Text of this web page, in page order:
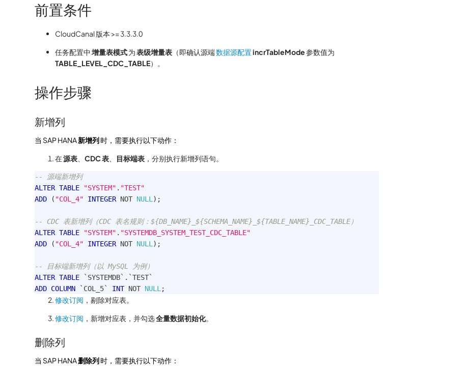
前置条件
CloudCanal 版本 >= 3.3.3.0
任务配置中增量表模式为表级增量表 （即确认源端数据源配置incrTableMode参数值为
TABLE_LEVEL_CDC_TABLE）。
操作步骤
新增列
当 SAP HANA新增列时，需要执行以下动作：
在源表 CDC 表 目标端表 ，分别执行新增列语句。
-- 源端新增列
ALTER TABLE "SYSTEM" . "TEST"
ADD
( "COL_4" INTEGER NOT NULL ) ;
-- CDC 表新增列（CDC 表名规则：${DB_NAME}_${SCHEMA_NAME}_${TABLE_NAME}_CDC_TABLE）
ALTER TABLE "SYSTEM" . "SYSTEMDB_SYSTEM_TEST_CDC_TABLE"
ADD
( "COL_4" INTEGER NOT NULL ) ;
-- 目标端新增列（以 MySQL 为例）
ALTER TABLE ` SYSTEMDB` . `TEST`
ADD COLUMN ` COL_5` INT NOT NULL ;
修改订阅 ，剔除对应表。
修改订阅 ，新增对应表，并勾选全量数据初始化。
删除列
当 SAP HANA删除列时，需要执行以下动作：